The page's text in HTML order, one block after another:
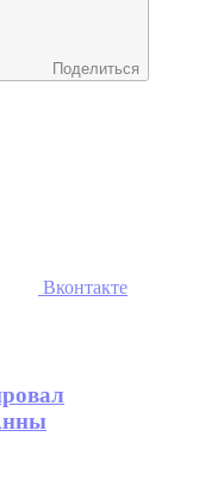
Поделиться
Вконтакте